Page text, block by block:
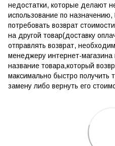
недостатки, которые делают
использование по
потребовать возврат
на другой товар(доставку
отправлять возврат,
менеджеру интернет-
название товара,который
максимально быстро получить
замену либо вернуть его